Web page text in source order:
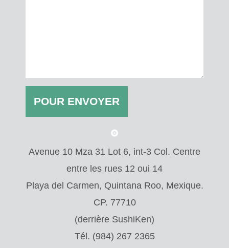
Avenue 10 Mza 31 Lot 6, int-3 Col. Centre
entre les rues 12 oui 14
Playa del Carmen, Quintana Roo, Mexique.
CP. 77710
(derrière SushiKen)
Tél. (984) 267 2365